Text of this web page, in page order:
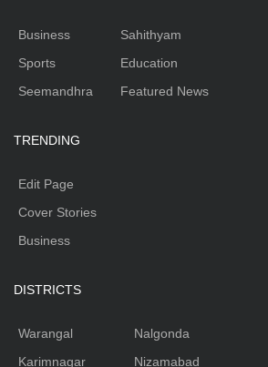
Business
Sports
Seemandhra
Sahithyam
Education
Featured News
TRENDING
Edit Page
Cover Stories
Business
DISTRICTS
Warangal
Karimnagar
Nalgonda
Nizamabad